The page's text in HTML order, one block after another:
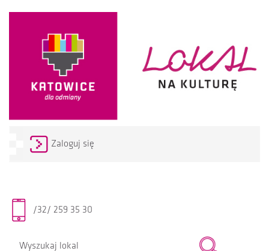
Zaloguj się
/32/ 259 35 30